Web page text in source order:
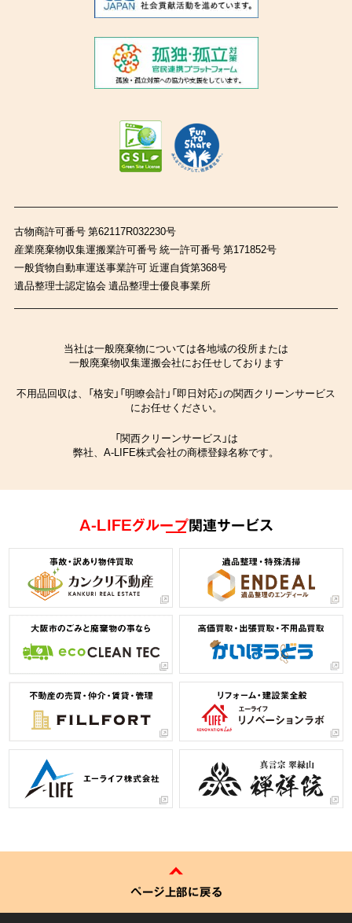
古物商許可番号 第62117R032230号
産業廃棄物収集運搬業許可番号 統一許可番号 第171852号
一般貨物自動車運送事業許可 近運自貨第368号
遺品整理士認定協会 遺品整理士優良事業所
当社は一般廃棄物については各地域の役所または
一般廃棄物収集運搬会社にお任せしております
不用品回収は、「格安」「明瞭会計」「即日対応」の関西クリーンサービス
にお任せください。
「関西クリーンサービス」は
弊社、A-LIFE株式会社の商標登録名称です。
A-LIFEグループ関連サービス
ページ上部に戻る